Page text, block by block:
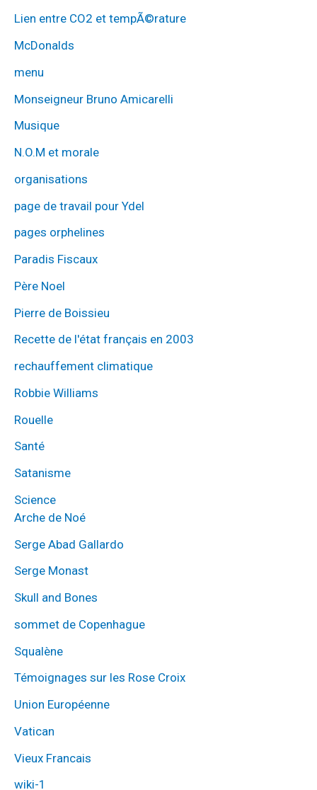
Lien entre CO2 et tempÃ©rature
McDonalds
menu
Monseigneur Bruno Amicarelli
Musique
N.O.M et morale
organisations
page de travail pour Ydel
pages orphelines
Paradis Fiscaux
Père Noel
Pierre de Boissieu
Recette de l'état français en 2003
rechauffement climatique
Robbie Williams
Rouelle
Santé
Satanisme
Science
Arche de Noé
Serge Abad Gallardo
Serge Monast
Skull and Bones
sommet de Copenhague
Squalène
Témoignages sur les Rose Croix
Union Européenne
Vatican
Vieux Francais
wiki-1